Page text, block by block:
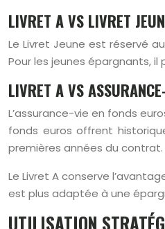
LIVRET A VS LIVRET
Le Livret Jeune est réservé
Pour les jeunes épargnants,
LIVRET A VS
L’assurance-vie en fonds
fonds euros offrent
premières années du contrat.
Le Livret A conserve
est plus adaptée à une
UTILISATION